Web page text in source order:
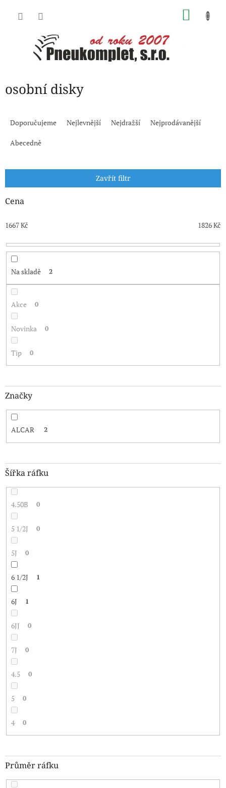
osobní disky
r
o
u
k
t
ů
Doporučujeme Nejlevnější Nejdražší Nejprodávanější
Abecedně
Zavřít filtr
Cena
1667Kč 1826Kč
Na skladě 2
Akce 0
Novinka 0
Tip 0
Značky
ALCAR 2
Šířka ráfku
4.50B 0
5 1/2J 0
5J 0
6 1/2J 1
6J 1
6JJ 0
7J 0
4.5 0
5 0
4 0
Průměr ráfku